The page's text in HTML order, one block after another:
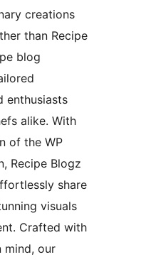
creations
than Recipe
blog
enthusiasts
alike. With
of the WP
Recipe Blogz
share
visuals
Crafted with
mind, our